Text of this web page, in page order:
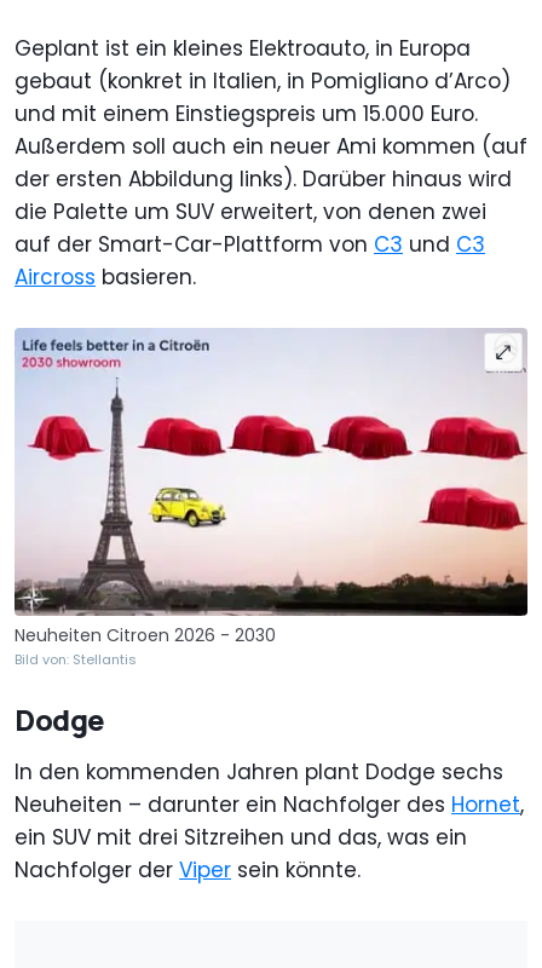
Geplant ist ein kleines Elektroauto, in Europa
gebaut (konkret in Italien, in Pomigliano d’Arco)
und mit einem Einstiegspreis um 15.000 Euro.
Außerdem soll auch ein neuer Ami kommen (auf
der ersten Abbildung links). Darüber hinaus wird
die Palette um SUV erweitert, von denen zwei
auf der Smart-Car-Plattform von C3 und C3
Aircross basieren.
Neuheiten Citroen 2026 - 2030
Bild von: Stellantis
Dodge
In den kommenden Jahren plant Dodge sechs
Neuheiten – darunter ein Nachfolger des Hornet,
ein SUV mit drei Sitzreihen und das, was ein
Nachfolger der Viper sein könnte.